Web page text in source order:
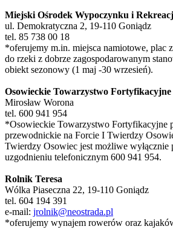
Miejski Ośrodek Wypoczynku i
ul. Demokratyczna 2, 19-110 Goniądz
tel. 85 738 00 18
*oferujemy m.in. miejsca namiotowe, plac
do rzeki z dobrze zagospodarowanym
obiekt sezonowy (1 maj -30 wrzesień).
Osowieckie Towarzystwo
Mirosław Worona
tel. 600 941 954
*Osowieckie Towarzystwo Fortyfikacyjne
przewodnickie na Forcie I Twierdzy
Twierdzy Osowiec jest możliwe wyłącznie
uzgodnieniu telefonicznym 600 941 954.
Rolnik Teresa
Wólka Piaseczna 22, 19-110 Goniądz
tel. 604 194 391
e-mail: jrolnik@neostrada.pl
*oferujemy wynajem rowerów oraz